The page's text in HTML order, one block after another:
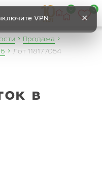
VPN ✕
0
Продажа
Лот 118177054